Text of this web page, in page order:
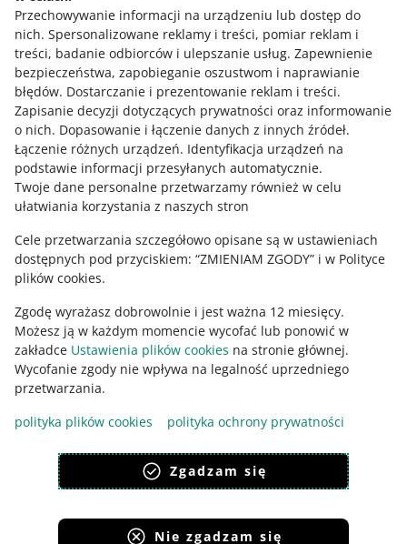
Przechowywanie informacji na urządzeniu lub dostęp do
nich. Spersonalizowane reklamy i treści, pomiar reklam i
treści, badanie odbiorców i ulepszanie usług. Zapewnienie
bezpieczeństwa, zapobieganie oszustwom i naprawianie
błędów. Dostarczanie i prezentowanie reklam i treści.
Zapisanie decyzji dotyczących prywatności oraz informowanie
o nich. Dopasowanie i łączenie danych z innych źródeł.
Łączenie różnych urządzeń. Identyfikacja urządzeń na
podstawie informacji przesyłanych automatycznie.
Twoje dane personalne przetwarzamy również w celu
ułatwiania korzystania z naszych stron
Cele przetwarzania szczegółowo opisane są w ustawieniach
dostępnych pod przyciskiem: “ZMIENIAM ZGODY” i w Polityce
plików cookies.
Zgodę wyrażasz dobrowolnie i jest ważna 12 miesięcy.
Możesz ją w każdym momencie wycofać lub ponowić w
zakładce Ustawienia plików cookies na stronie głównej.
Wycofanie zgody nie wpływa na legalność uprzedniego
przetwarzania.
polityka plików cookies
polityka ochrony prywatności
Zgadzam się
Nie zgadzam się
Potrzebujesz pomocy?
Skontaktuj się z nami
Zapytaj społeczność
Zajrzyj na Allegro Gadane
Ta strona jest też dostępna w innych językach
wygląd: